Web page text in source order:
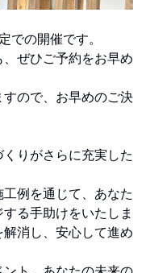
での開催です。
ぜひご予約をお早め
ので、お早めのご決
りがさらに充実した
例を通じて、あなた
る手助けをいたしま
消し、安心して進め